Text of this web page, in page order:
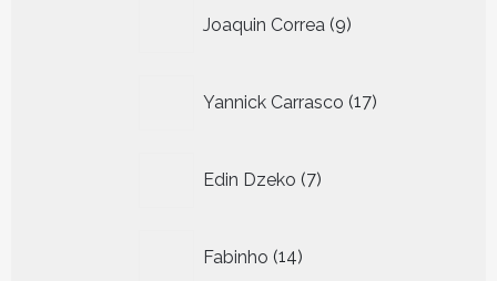
Joaquin Correa 9
producten
Yannick Carrasco 17
producten
Edin Dzeko 7
producten
Fabinho 14
producten